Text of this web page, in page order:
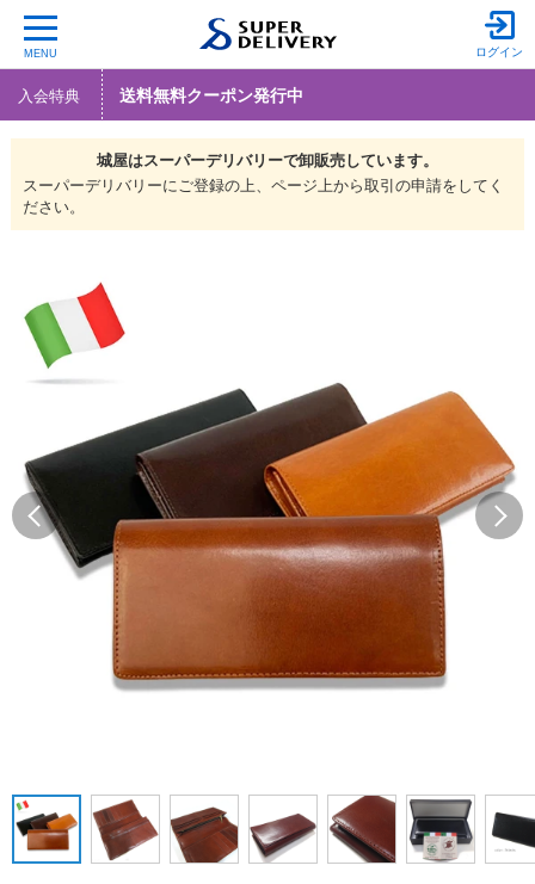
MENU ログイン
入会特典 送料無料クーポン発行中
城屋はスーパーデリバリーで卸販売しています。
スーパーデリバリーにご登録の上、ページ上から取引の申請をしてく
ださい。